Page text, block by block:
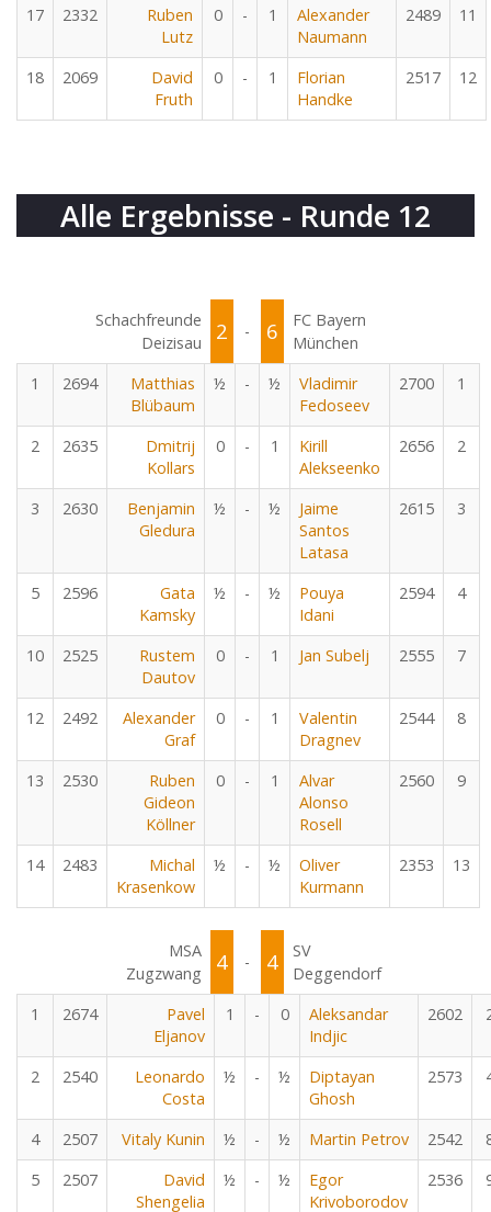
17 2332
Ruben
Lutz
0 - 1
Alexander
Naumann
2489 11
18 2069
David
Fruth
0 - 1
Florian
Handke
2517 12
Alle Ergebnisse - Runde 12
Schachfreunde
Deizisau
2 - 6
FC Bayern
München
1
2694
Matthias
Blübaum
½ - ½
Vladimir
Fedoseev
2700 1
2 2635
Dmitrij
Kollars
0 - 1
Kirill
Alekseenko
2656 2
3 2630
Benjamin
Gledura
½ - ½
Jaime
Santos
Latasa
2615 3
5 2596
Gata
Kamsky
½ - ½
Pouya
Idani
2594 4
10 2525
Rustem
Dautov
0 - 1 Jan Subelj 2555 7
12 2492
Alexander
Graf
0 - 1
Valentin
Dragnev
2544 8
13 2530
Ruben
Gideon
Köllner
0 - 1
Alvar
Alonso
Rosell
2560 9
14 2483
Michal
Krasenkow
½ - ½
Oliver
Kurmann
2353 13
MSA
Zugzwang
4 - 4
SV
Deggendorf
1
2674
Pavel
Eljanov
1 - 0
Aleksandar
Indjic
2602
2 2540
Leonardo
Costa
½ - ½
Diptayan
Ghosh
2573
4 2507 Vitaly Kunin ½ - ½ Martin Petrov 2542
5
2507
David
Shengelia
½ - ½
Egor
Krivoborodov
2536